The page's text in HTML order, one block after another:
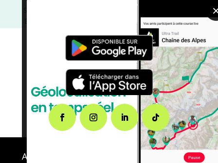
Sports Multiples
Bike
Distance Faible/courses
A propos de FMS